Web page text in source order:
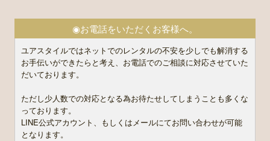
◉お電話をいただくお客様へ。
ユアスタイルではネットでのレンタルの不安を少しでも解消する
お手伝いができたらと考え、お電話でのご相談に対応させていた
だいております。
ただし少人数での対応となる為お待たせしてしまうことも多くな
っております。
LINE公式アカウント、もしくはメールにてお問い合わせが可能
となります。